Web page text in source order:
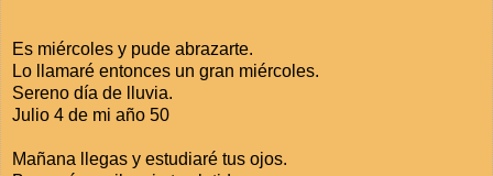
Es miércoles y pude abrazarte.
Lo llamaré entonces un gran miércoles.
Sereno día de lluvia.
Julio 4 de mi año 50
Mañana llegas y estudiaré tus ojos.